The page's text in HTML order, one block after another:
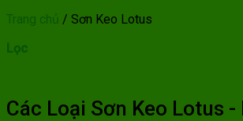
Trang chủ / Sơn Keo Lotus
Lọc
Các Loại Sơn Keo Lotus -